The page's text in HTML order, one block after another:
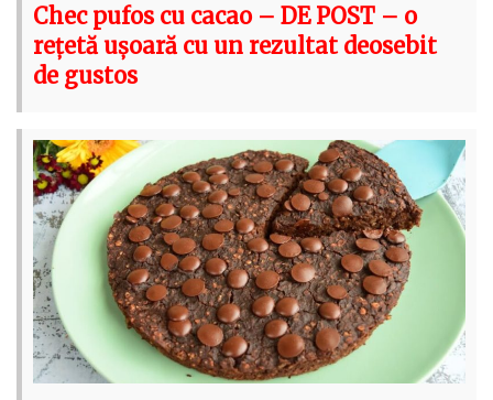
Chec pufos cu cacao – DE POST – o
rețetă ușoară cu un rezultat deosebit
de gustos